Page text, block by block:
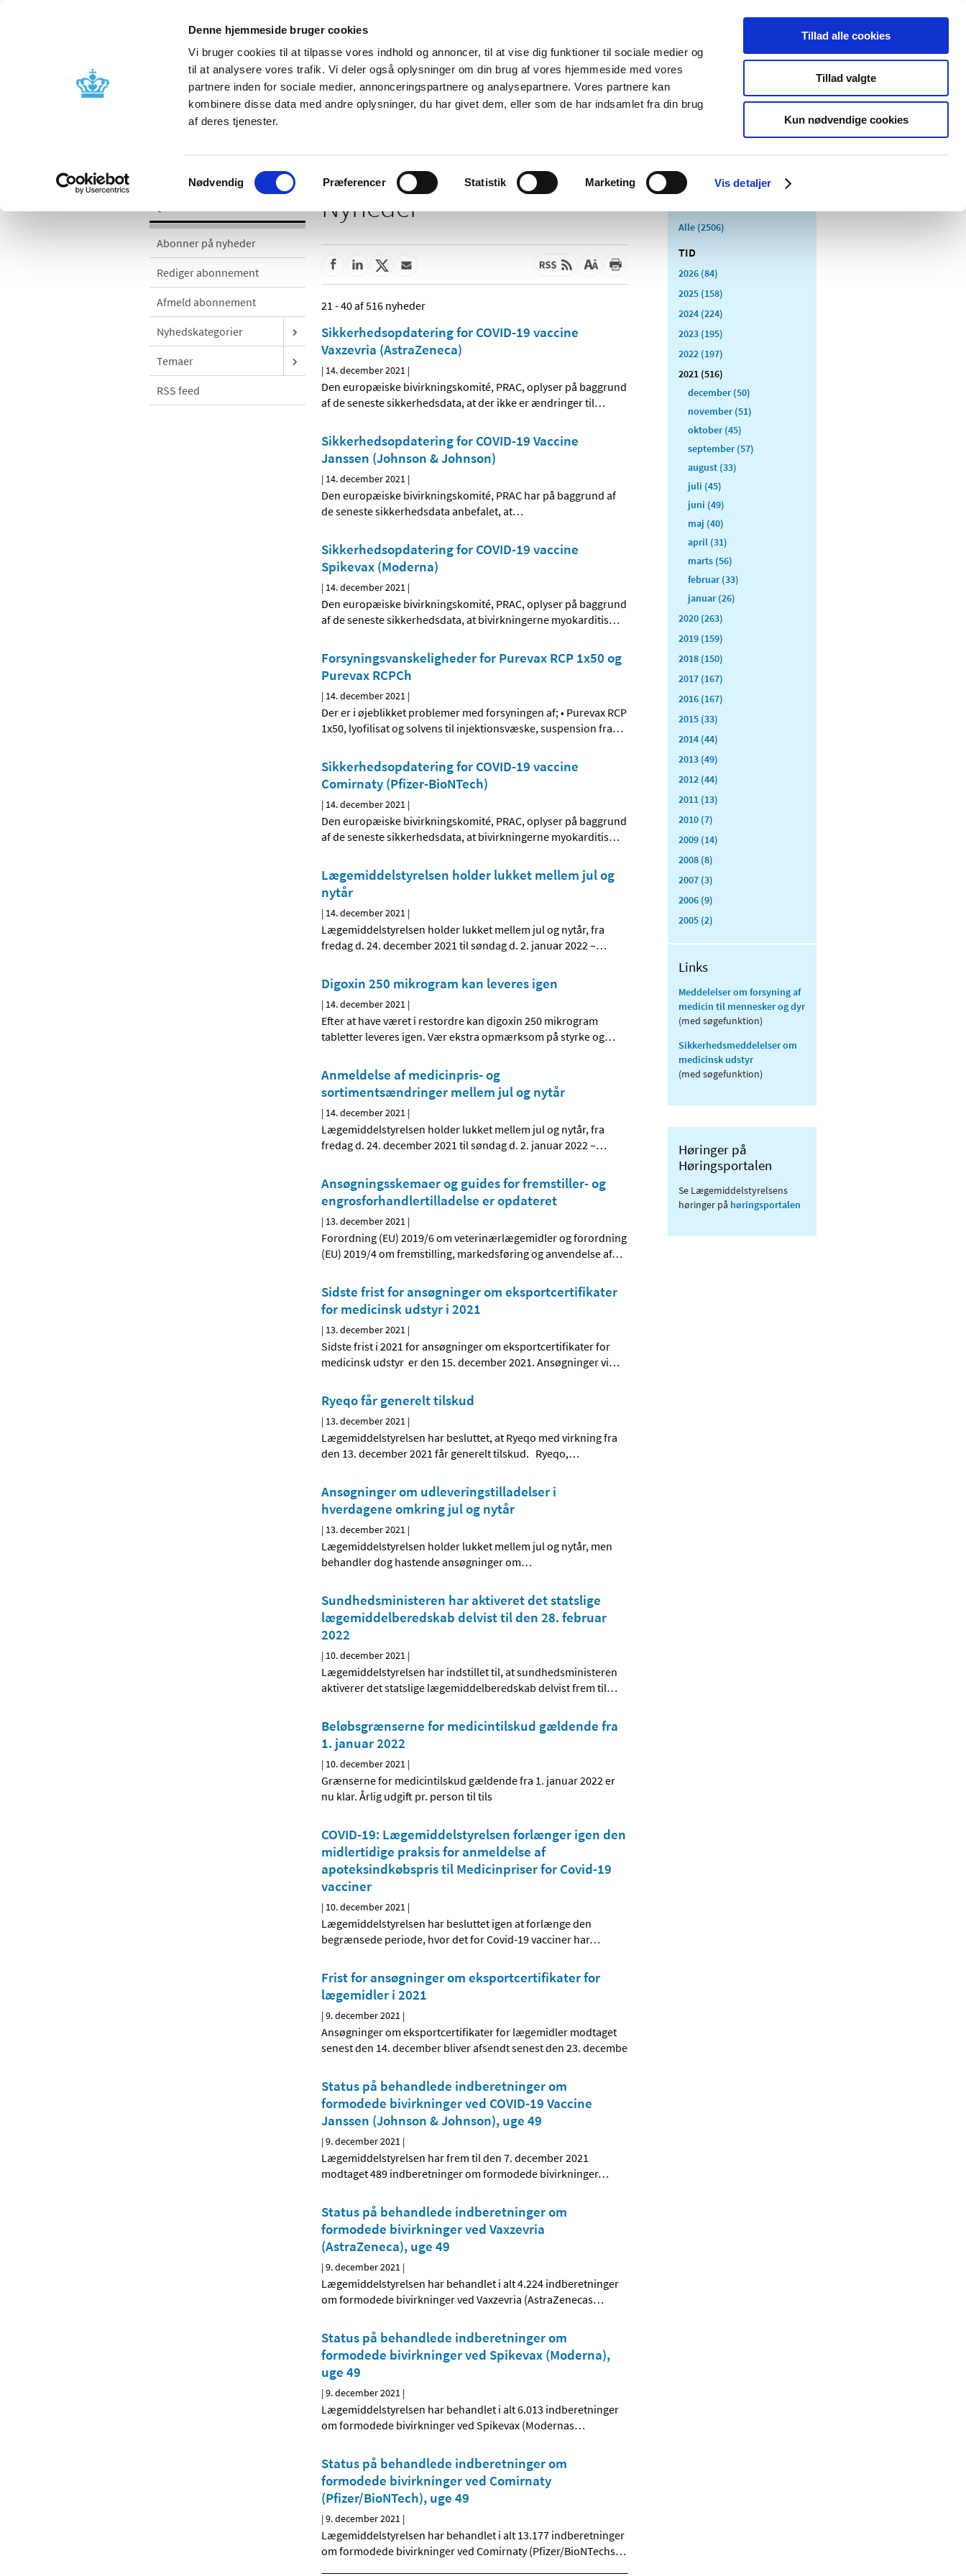
Denne hjemmeside bruger cookies
Vi bruger cookies til at tilpasse vores indhold og annoncer, til at vise dig funktioner til sociale medier og
til at analysere vores trafik. Vi deler også oplysninger om din brug af vores hjemmeside med vores
partnere inden for sociale medier, annonceringspartnere og analysepartnere. Vores partnere kan
kombinere disse data med andre oplysninger, du har givet dem, eller som de har indsamlet fra din brug
af deres tjenester.
Samtykkevalg
Nødvendig Præferencer Statistik Marketing Vis detaljer
Tillad alle cookies
Tillad valgte
Kun nødvendige cookies
Nyheder Om os Kontakt Udgivelser
Godkendelse og
Bivirkninger og
produktinformation
Tilskud og
Apoteker og salg af
Medicinsk
Særlige
produktområder
Abonner på nyheder
Rediger abonnement
Afmeld abonnement
Nyhedskategorier
Temaer
RSS feed
Nyheder
21 - 40 af 516 nyheder
Sikkerhedsopdatering for COVID-19 vaccine
Vaxzevria (AstraZeneca)
| 14. december 2021 |
Den europæiske bivirkningskomité, PRAC, oplyser på baggrund
af de seneste sikkerhedsdata, at der ikke er ændringer til…
Sikkerhedsopdatering for COVID-19 Vaccine
Janssen (Johnson & Johnson)
| 14. december 2021 |
Den europæiske bivirkningskomité, PRAC har på baggrund af
de seneste sikkerhedsdata anbefalet, at…
Sikkerhedsopdatering for COVID-19 vaccine
Spikevax (Moderna)
| 14. december 2021 |
Den europæiske bivirkningskomité, PRAC, oplyser på baggrund
af de seneste sikkerhedsdata, at bivirkningerne myokarditis…
Forsyningsvanskeligheder for Purevax RCP 1x50 og
Purevax RCPCh
| 14. december 2021 |
Der er i øjeblikket problemer med forsyningen af; • Purevax RCP
1x50, lyofilisat og solvens til injektionsvæske, suspension fra…
Sikkerhedsopdatering for COVID-19 vaccine
Comirnaty (Pfizer-BioNTech)
| 14. december 2021 |
Den europæiske bivirkningskomité, PRAC, oplyser på baggrund
af de seneste sikkerhedsdata, at bivirkningerne myokarditis…
Lægemiddelstyrelsen holder lukket mellem jul og
nytår
| 14. december 2021 |
Lægemiddelstyrelsen holder lukket mellem jul og nytår, fra
fredag d. 24. december 2021 til søndag d. 2. januar 2022 –…
Digoxin 250 mikrogram kan leveres igen
| 14. december 2021 |
Efter at have været i restordre kan digoxin 250 mikrogram
tabletter leveres igen. Vær ekstra opmærksom på styrke og…
Anmeldelse af medicinpris- og
sortimentsændringer mellem jul og nytår
| 14. december 2021 |
Lægemiddelstyrelsen holder lukket mellem jul og nytår, fra
fredag d. 24. december 2021 til søndag d. 2. januar 2022 –…
Ansøgningsskemaer og guides for fremstiller- og
engrosforhandlertilladelse er opdateret
| 13. december 2021 |
Forordning (EU) 2019/6 om veterinærlægemidler og forordning
(EU) 2019/4 om fremstilling, markedsføring og anvendelse af…
Sidste frist for ansøgninger om eksportcertifikater
for medicinsk udstyr i 2021
| 13. december 2021 |
Sidste frist i 2021 for ansøgninger om eksportcertifikater for
medicinsk udstyr er den 15. december 2021. Ansøgninger vi…
Ryeqo får generelt tilskud
| 13. december 2021 |
Lægemiddelstyrelsen har besluttet, at Ryeqo med virkning fra
den 13. december 2021 får generelt tilskud. Ryeqo,…
Ansøgninger om udleveringstilladelser i
hverdagene omkring jul og nytår
| 13. december 2021 |
Lægemiddelstyrelsen holder lukket mellem jul og nytår, men
behandler dog hastende ansøgninger om…
Sundhedsministeren har aktiveret det statslige
lægemiddelberedskab delvist til den 28. februar
2022
| 10. december 2021 |
Lægemiddelstyrelsen har indstillet til, at sundhedsministeren
aktiverer det statslige lægemiddelberedskab delvist frem til…
Beløbsgrænserne for medicintilskud gældende fra
1. januar 2022
| 10. december 2021 |
Grænserne for medicintilskud gældende fra 1. januar 2022 er
nu klar. Årlig udgift pr. person til tils
COVID-19: Lægemiddelstyrelsen forlænger igen den
midlertidige praksis for anmeldelse af
apoteksindkøbspris til Medicinpriser for Covid-19
vacciner
| 10. december 2021 |
Lægemiddelstyrelsen har besluttet igen at forlænge den
begrænsede periode, hvor det for Covid-19 vacciner har…
Frist for ansøgninger om eksportcertifikater for
lægemidler i 2021
|9. december 2021 |
Ansøgninger om eksportcertifikater for lægemidler modtaget
senest den 14. december bliver afsendt senest den 23. decembe
Status på behandlede indberetninger om
formodede bivirkninger ved COVID-19 Vaccine
Janssen (Johnson & Johnson), uge 49
|9. december 2021 |
Lægemiddelstyrelsen har frem til den 7. december 2021
modtaget 489 indberetninger om formodede bivirkninger…
Status på behandlede indberetninger om
formodede bivirkninger ved Vaxzevria
(AstraZeneca), uge 49
|9. december 2021 |
Lægemiddelstyrelsen har behandlet i alt 4.224 indberetninger
om formodede bivirkninger ved Vaxzevria (AstraZenecas…
Status på behandlede indberetninger om
formodede bivirkninger ved Spikevax (Moderna),
uge 49
|9. december 2021 |
Lægemiddelstyrelsen har behandlet i alt 6.013 indberetninger
om formodede bivirkninger ved Spikevax (Modernas…
Status på behandlede indberetninger om
formodede bivirkninger ved Comirnaty
(Pfizer/BioNTech), uge 49
|9. december 2021 |
Lægemiddelstyrelsen har behandlet i alt 13.177 indberetninger
om formodede bivirkninger ved Comirnaty (Pfizer/BioNTechs…
Alle (2506)
TID
2026 (84)
2025 (158)
2024 (224)
2023 (195)
2022 (197)
2021 (516)
december (50)
november (51)
oktober (45)
september (57)
august (33)
juli (45)
juni (49)
maj (40)
april (31)
marts (56)
februar (33)
januar (26)
2020 (263)
2019 (159)
2018 (150)
2017 (167)
2016 (167)
2015 (33)
2014 (44)
2013 (49)
2012 (44)
2011 (13)
2010 (7)
2009 (14)
2008 (8)
2007 (3)
2006 (9)
2005 (2)
Links
Meddelelser om forsyning af
medicin til mennesker og dyr
(med søgefunktion)
Sikkerhedsmeddelelser om
medicinsk udstyr
(med søgefunktion)
Høringer på
Høringsportalen
Se Lægemiddelstyrelsens
høringer på høringsportalen